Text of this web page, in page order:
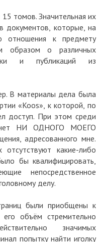
томов. Значительная их
документов, которые, на
отношения к предмету
образом о различных
и публикаций из
В материалы дела была
«Koos», к которой, по
доступ. При этом среди
нет НИ ОДНОГО МОЕГО
адресованного мне.
какие-либо
бы квалифицировать,
непосредственное
делу.
были приобщены к
объём стремительно
значимых
попытку найти иголку